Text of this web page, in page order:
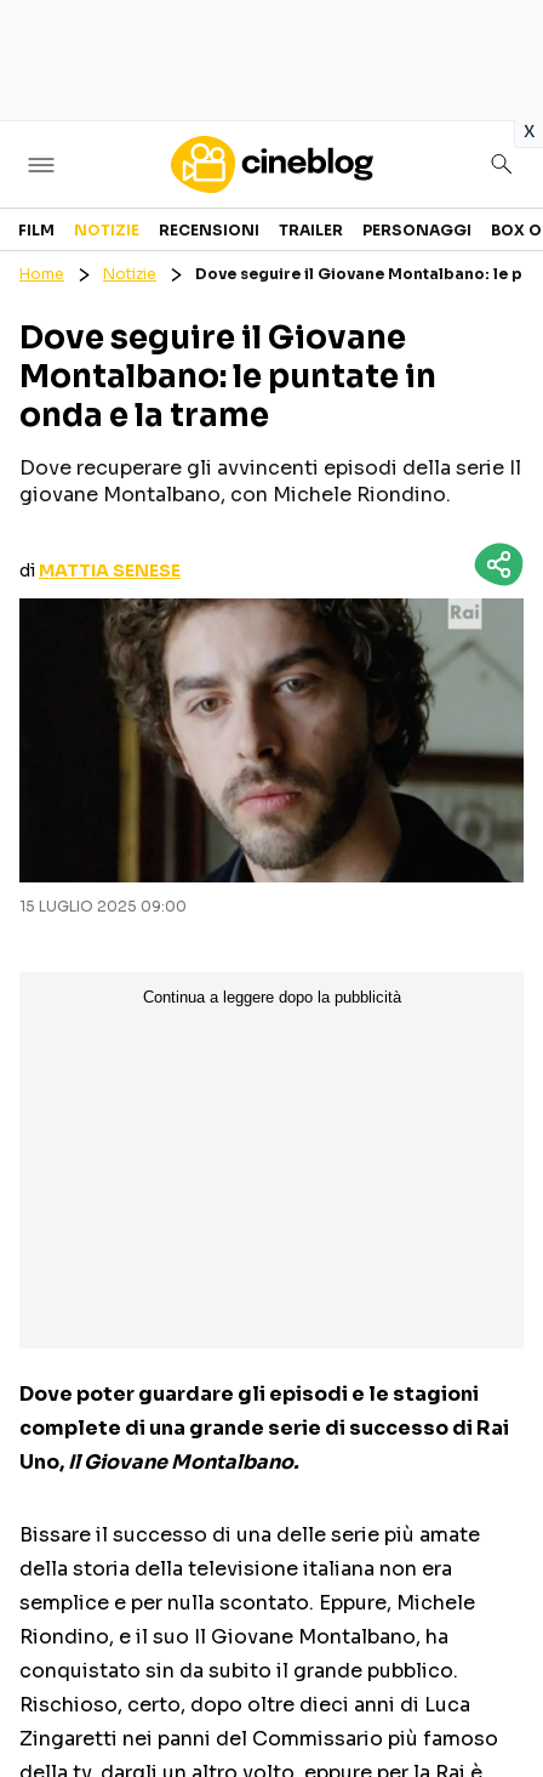
x
Cinema
GENERI
PERSONAGGI
CANALI STREAMING
CURIOSITÀ
RECENSIONI
Seguici sui social
FILM NOTIZIE RECENSIONI TRAILER PERSONAGGI BOX
Home Notizie Dove seguire il Giovane Montalbano: le
Dove seguire il Giovane
Montalbano: le puntate in
onda e la trame
Dove recuperare gli avvincenti episodi della serie Il
giovane Montalbano, con Michele Riondino.
di MATTIA SENESE
15 LUGLIO 2025 09:00
Dove poter guardare gli episodi e le stagioni
complete di una grande serie di successo di Rai
Uno,Il Giovane Montalbano.
Bissare il successo di una delle serie più amate
della storia della televisione italiana non era
semplice e per nulla scontato. Eppure, Michele
Riondino, e il suo Il Giovane Montalbano, ha
conquistato sin da subito il grande pubblico.
Rischioso, certo, dopo oltre dieci anni di Luca
Zingaretti nei panni del Commissario più famoso